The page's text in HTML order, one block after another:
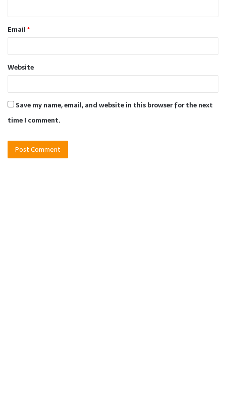
Email*
Website
Save my name, email, and website in this browser for the next
time I comment.